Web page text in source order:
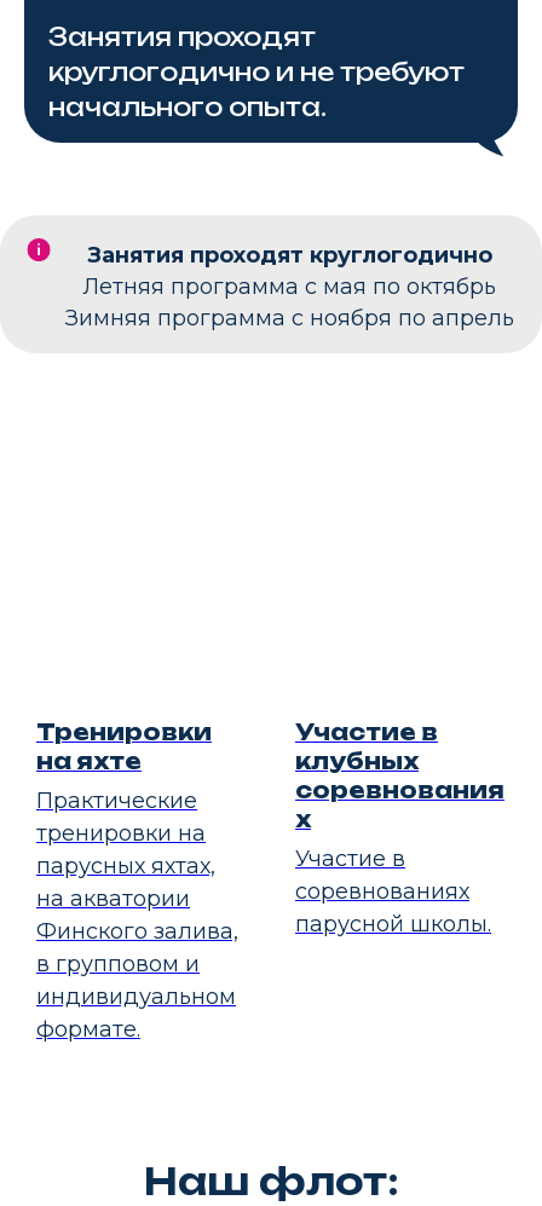
Занятия проходят
круглогодично и не требуют
начального опыта.
Занятия проходят круглогодично
Летняя программа с мая по октябрь
Зимняя программа с ноября по апрель
Тренировки
на яхте
Практические
тренировки на
парусных яхтах,
на акватории
Финского залива,
в групповом и
индивидуальном
формате.
Участие в
клубных
соревнования
х
Участие в
соревнованиях
парусной школы.
Наш флот: